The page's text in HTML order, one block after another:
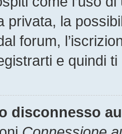
privata, la
forum,
e quindi
disconnesso